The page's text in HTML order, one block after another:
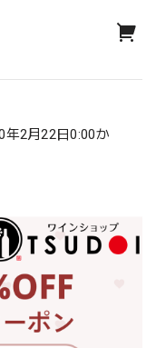
年2月22日0:00か